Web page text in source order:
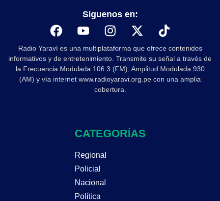
Radio Yaraví es una multiplataforma que ofrece contenidos
informativos y de entretenimiento. Transmite su señal a través de
la Frecuencia Modulada 106.3 (FM), Amplitud Modulada 930
(AM) y vía internet www.radioyaravi.org.pe con una amplia
cobertura.
Siguenos en:
CATEGORÍAS
Regional
Policial
Nacional
Política